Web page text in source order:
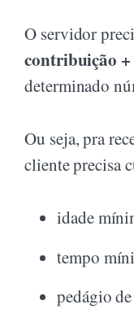
O servidor
contribuição
determinado
Ou seja, pra
cliente precisa
idade
tempo
pedágio